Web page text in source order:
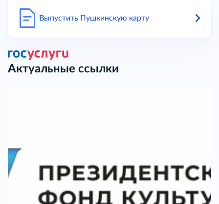
Выпустить Пушкинскую карту
Актуальные ссылки